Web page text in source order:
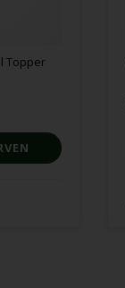
Topper